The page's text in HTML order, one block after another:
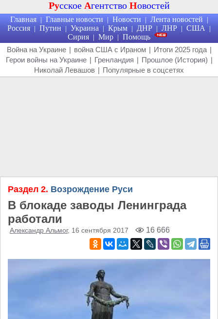
Русское Агентство Новостей
Главная | Главные новости | Новости | Лента новостей |
Россия | Путин | Украина | Крым | ДНР | ЛНР | США |
Сирия | Мир | Помощь
Война на Украине | война США с Ираном | Итоги 2025 года |
Герои войны на Украине | Гренландия | Прошлое (История) |
Николай Левашов | Популярные в соцсетях
Раздел 2. Возрождение Руси
В блокаде заводы Ленинграда
работали
Александр Альмог, 16 сентября 2017 16 666